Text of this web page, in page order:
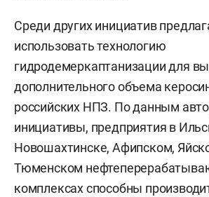
Среди других инициатив
использовать технологию
гидродемеркаптанизации для
дополнительного объема
российских НПЗ. По данным
инициативы, предприятия в
Новошахтинске, Афипском,
Тюменском
комплексах способны